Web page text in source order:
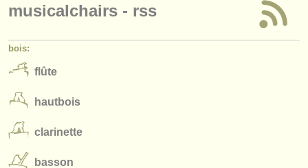
musicalchairs - rss
bois:
flûte
hautbois
clarinette
basson